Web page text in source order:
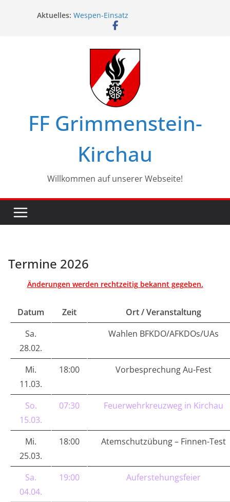
Aktuelles: Wespen-Einsatz
Glückwünsche zum 75. Geburtstag
Landesbewerbe in Zistersdorf
FF Grimmenstein-
Kirchau
Willkommen auf unserer Webseite!
Termine 2026
Änderungen werden rechtzeitig bekannt gegeben.
Datum Zeit
Ort / Veranstaltung
Sa.
28.02.
Wahlen BFKDO/AFKDOs/UAs
Mi.
11.03.
18:00 Vorbesprechung Au-Fest
So.
15.03.
07:30 Feuerwehrkreuzweg in Kirchau
Mi.
25.03.
18:00 Atemschutzübung – Finnen-Test
Sa.
04.04.
19:00 Auferstehungsfeier